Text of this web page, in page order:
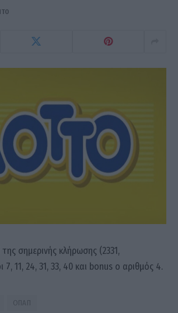
της σημερινής κλήρωσης (2331,
7, 11, 24, 31, 33, 40 και bonus ο αριθμός 4.
ΟΠΑΠ